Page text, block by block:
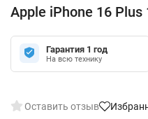
Apple iPhone 16
Гарантия 1 год
На всю технику
Оставить отзыв